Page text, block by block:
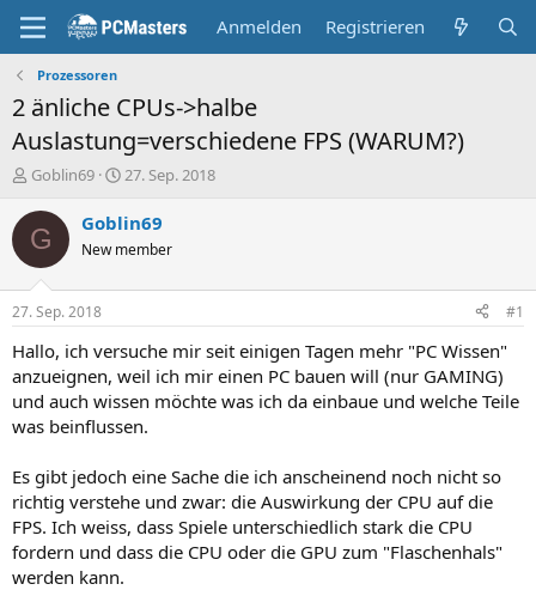
Anmelden Registrieren
Prozessoren
2 änliche CPUs->halbe
Auslastung=verschiedene FPS (WARUM?)
E
s
t
e
r
Goblin69
E
s
e
t
a
27. Sep. 2018
G Goblin69
New member
27. Sep. 2018 #1
Hallo, ich versuche mir seit einigen Tagen mehr "PC Wissen"
anzueignen, weil ich mir einen PC bauen will (nur GAMING)
und auch wissen möchte was ich da einbaue und welche Teile
was beinflussen.
Es gibt jedoch eine Sache die ich anscheinend noch nicht so
richtig verstehe und zwar: die Auswirkung der CPU auf die
FPS. Ich weiss, dass Spiele unterschiedlich stark die CPU
fordern und dass die CPU oder die GPU zum "Flaschenhals"
werden kann.